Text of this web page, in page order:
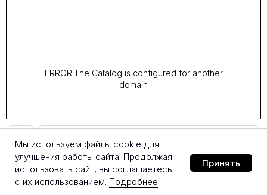
Добавить в корзину
ERROR:The Catalog is configured for another
domain
Мы используем файлы cookie для
улучшения работы сайта. Продолжая
использовать сайт, вы соглашаетесь
с их использованием. Подробнее
Принять